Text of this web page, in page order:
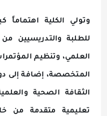
وتولي الكلية اهتماماً
للطلبة والتدريسيين
العلمي، وتنظيم
المتخصصة، إضافة إلى
الثقافة الصحية
تعليمية متقدمة من